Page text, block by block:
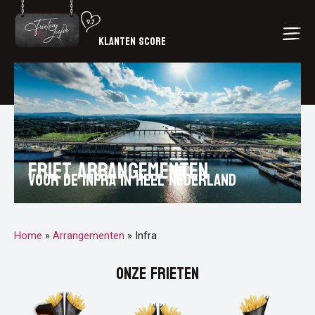
KLANTEN SCORE
Friet arrangementen
voor de infra in heel Nederland
Home » Arrangementen » Infra
Onze frieten